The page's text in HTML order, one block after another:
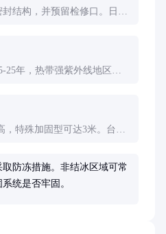
结构，并预留检修口。日常
25年，热带强紫外线地区约
，特殊加固型可达3米。台风
防冻措施。非结冰区域可常
统是否牢固。